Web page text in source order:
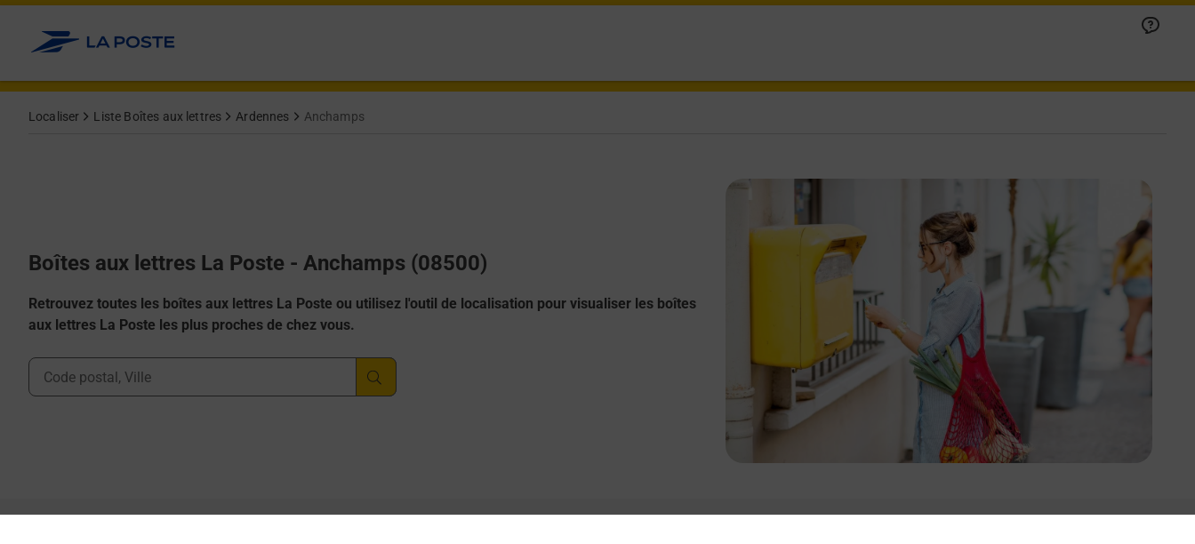
Allez au contenu
Localiser Liste Boîtes aux lettres Ardennes Anchamps
Boîtes aux lettres La Poste - Anchamps (08500)
Retrouvez toutes les boîtes aux lettres La Poste ou utilisez l'outil de localisation pour visualiser les boîtes
aux lettres La Poste les plus proches de chez vous.
Ville, Département, Code Postal